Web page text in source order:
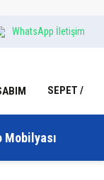
WhatsApp İletişim
SEPET
Mobilyası